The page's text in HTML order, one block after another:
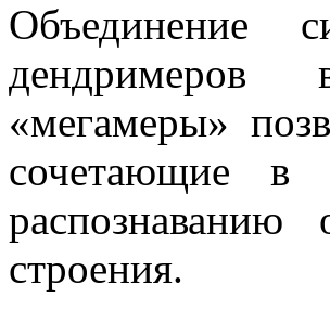
Объединение
дендримеров в
«мегамеры»
сочетающие в
распознаванию
строения.